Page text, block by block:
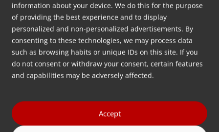
information about your device. We do this for the purpose
of providing the best experience and to display
personalized and non-personalized advertisements. By
consenting to these technologies, we may process data
such as browsing habits or unique IDs on this site. If you
do not consent or withdraw your consent, certain features
and capabilities may be adversely affected.
Accept
Giới thiệu Portable Touch
với Basic Recipe Mode
Vào quý 1 năm 2024, chúng tôi sẽ ra